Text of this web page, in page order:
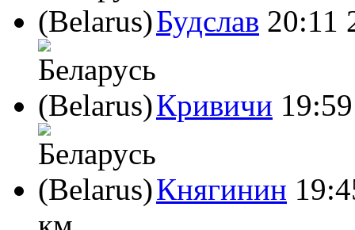
Будслав 20:11
Кривичи 19:59
Княгинин